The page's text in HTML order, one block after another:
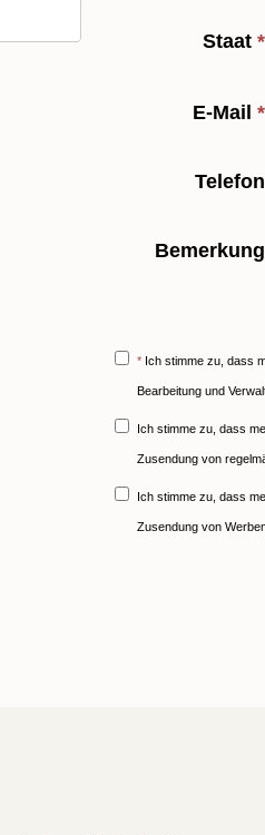
Staat *
E-Mail *
Telefon
Bemerkung
* Ich stimme zu, dass
Bearbeitung und
Ich stimme zu, dass
Zusendung von
Ich stimme zu, dass
Zusendung von